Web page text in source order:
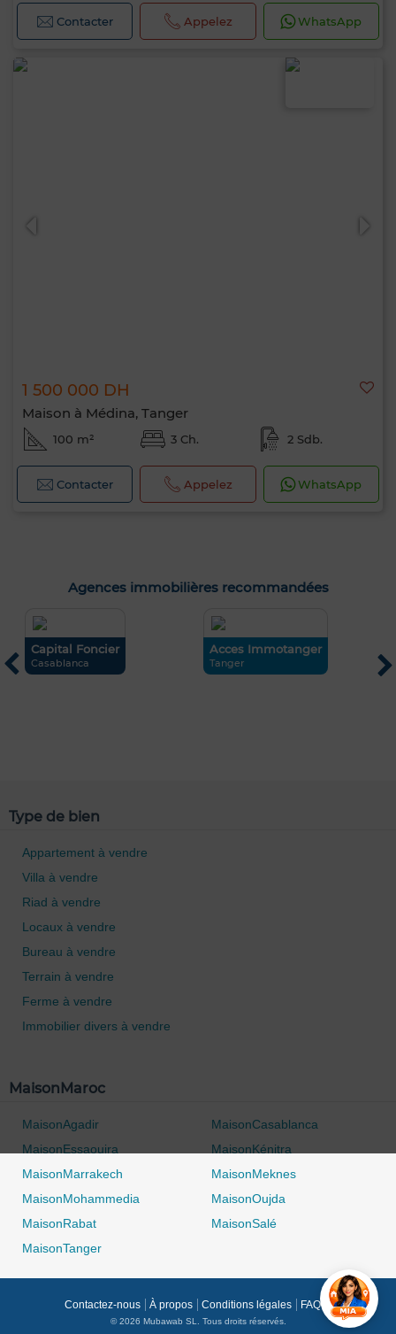
Contacter Appelez WhatsApp
1 500 000 DH
Maison à Médina, Tanger
100 m² 3 Ch. 2 Sdb.
Contacter Appelez WhatsApp
Agences immobilières recommandées
Capital Foncier
Casablanca
Acces Immotanger
Tanger
Type de bien
Appartement à vendre
Villa à vendre
Riad à vendre
Locaux à vendre
Bureau à vendre
Terrain à vendre
Ferme à vendre
Immobilier divers à vendre
MaisonMaroc
MaisonAgadir
MaisonCasablanca
MaisonEssaouira
MaisonKénitra
MaisonMarrakech
MaisonMeknes
MaisonMohammedia
MaisonOujda
MaisonRabat
MaisonSalé
MaisonTanger
Contactez-nous À propos Conditions légales FAQ's
© 2026 Mubawab SL. Tous droits réservés.